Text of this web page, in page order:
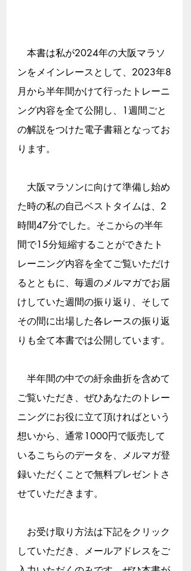
本書は私が2024年の大阪マラソ
ンをメインレースとして、2023年8
月から半年間かけて行ったトレーニ
ング内容を全て公開し、1週間ごと
の解説をつけた電子書籍となってお
ります。
大阪マラソンに向けて準備し始め
た時の私の自己ベストタイムは、2
時間47分でした。そこからの半年
間で15分短縮することができたト
レーニング内容を全てご覧いただけ
るとともに、毎週のメルマガでお届
けしていた週間の振り返り、そして
その間に出場した各レースの振り返
りも全て本書では公開しています。
半年間の中での紆余曲折を含めて
ご覧いただき、ぜひあなたのトレー
ニングにお役に立て頂ければという
想いから、通常1000円で販売して
いるこちらのデータを、メルマガ登
録いただくことで無料プレゼントさ
せていただきます。
お受け取り方法は下記をクリック
していただき、メールアドレスをご